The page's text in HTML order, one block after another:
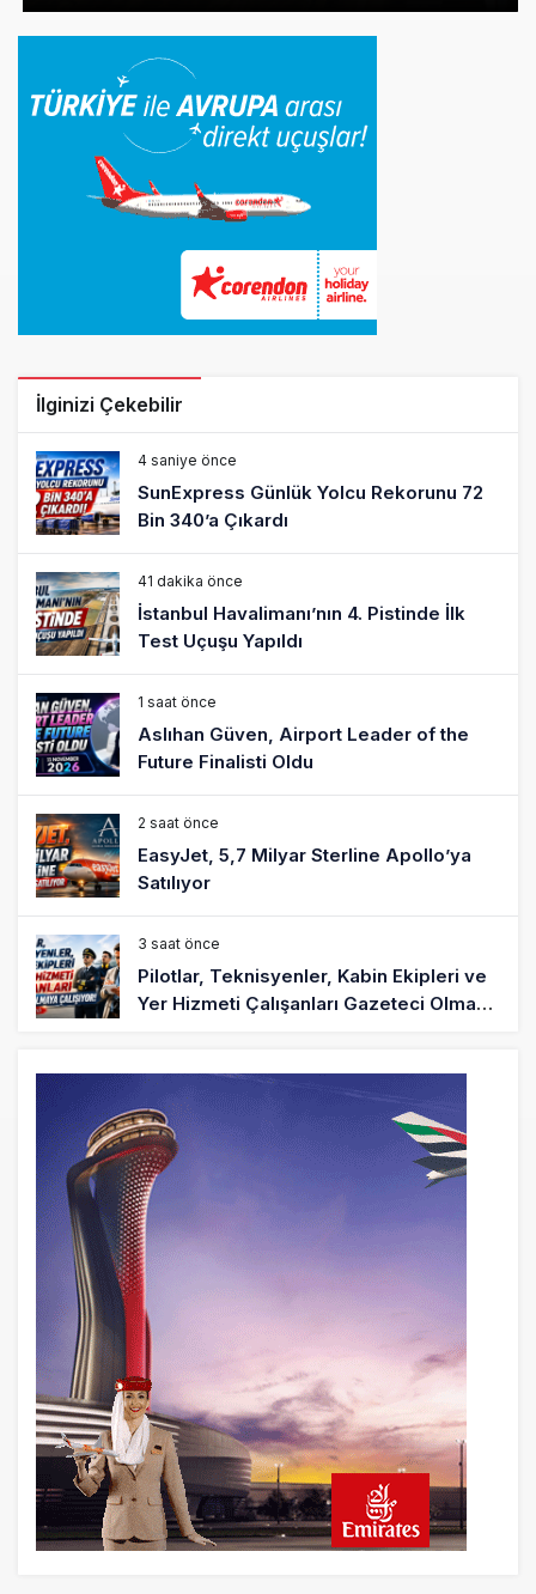
İlginizi Çekebilir
4 saniye önce
SunExpress Günlük Yolcu Rekorunu 72
Bin 340’a Çıkardı
41 dakika önce
İstanbul Havalimanı’nın 4. Pistinde İlk
Test Uçuşu Yapıldı
1 saat önce
Aslıhan Güven, Airport Leader of the
Future Finalisti Oldu
2 saat önce
EasyJet, 5,7 Milyar Sterline Apollo’ya
Satılıyor
3 saat önce
Pilotlar, Teknisyenler, Kabin Ekipleri ve
Yer Hizmeti Çalışanları Gazeteci Olmaya
BookingAgora’dan Dubai’ye iki FAM Trip
8 saat önce
AJet Uçuşlarıyla Rus Turist İçin Yeni
Türkiye Rotası
9 saat önce
Airbus Temmuz bilançosunu açıkladı:
204 yeni sipariş
9 saat önce
İstanbul uçağına polis köpeklerle girdi: 3
yolcu indirildi
10 saat önce